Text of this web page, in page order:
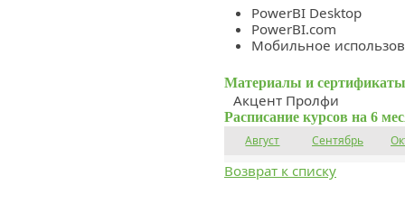
PowerBI Desktop
PowerBI.com
Мобильное
Материалы и
Акцент Пролфи
Расписание курсов на 6
Август Сентябрь
Возврат к списку